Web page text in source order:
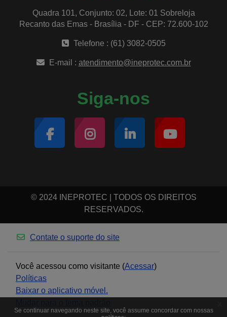
Se continuar navegando neste site, você assume concordar com nossas
Quadra 101, Conjunto: 02, Lote: 01 Sobreloja
Recanto das Emas - Brasília - DF - CEP: 72.600-102
Telefone : (61) 3082-0505
E-mail : atendimento@ineprotec.com.br
Siga-nos
© 2024 INEPROTEC | TODOS OS DIREITOS
RESERVADOS.
Contate o suporte do site
Você acessou como visitante (Acessar)
Políticas
Baixar o aplicativo móvel.